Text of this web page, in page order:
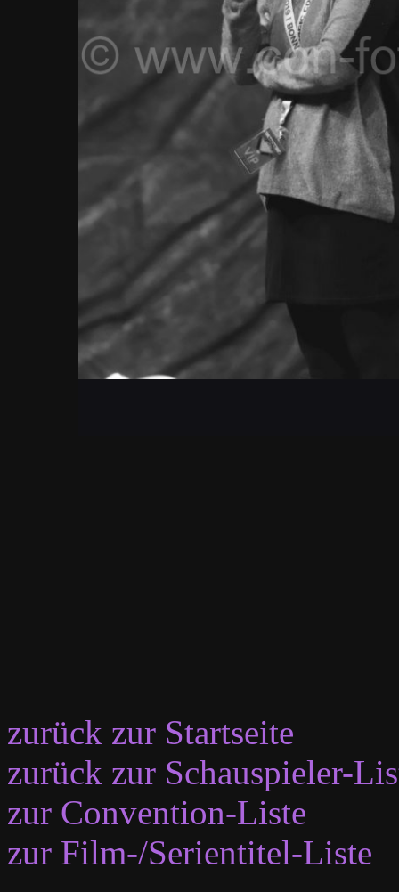
zurück zur Startseite
zurück zur Schauspieler-
zur Convention-Liste
zur Film-/Serientitel-Liste